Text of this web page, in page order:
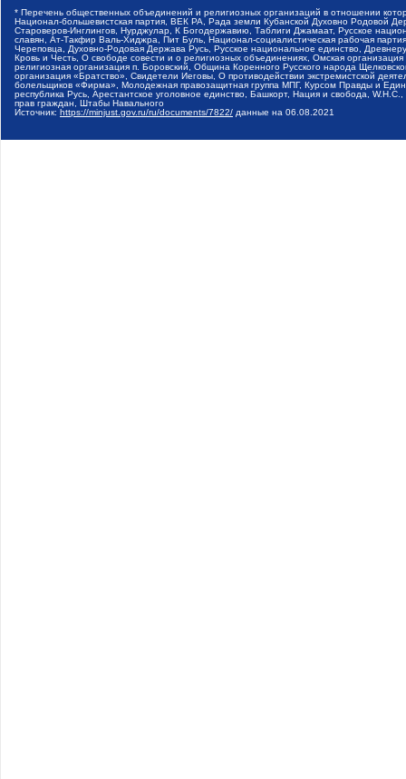
* Перечень общественных объединений и религиозных организаций в отношении
Национал-большевистская партия, ВЕК РА, Рада земли Кубанской Духовно Родовой
Староверов-Инглингов, Нурджулар, К Богодержавию, Таблиги Джамаат, Русское
славян, Ат-Такфир Валь-Хиджра, Пит Буль, Национал-социалистическая рабочая
Череповца, Духовно-Родовая Держава Русь, Русское национальное единство,
Кровь и Честь, О свободе совести и о религиозных объединениях, Омская
религиозная организация п. Боровский, Община Коренного Русского народа
организация «Братство», Свидетели Иеговы, О противодействии экстремистской
болельщиков «Фирма», Молодежная правозащитная группа МПГ, Курсом Правды и
республика Русь, Арестантское уголовное единство, Башкорт, Нация и свобода,
прав граждан, Штабы Навального
Источник: https://minjust.gov.ru/ru/documents/7822/ данные на 06.08.2021